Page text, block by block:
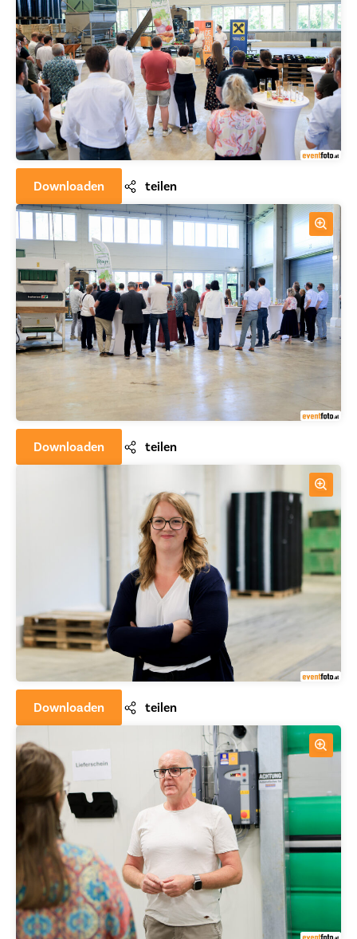
Downloaden teilen
Downloaden teilen
Downloaden teilen